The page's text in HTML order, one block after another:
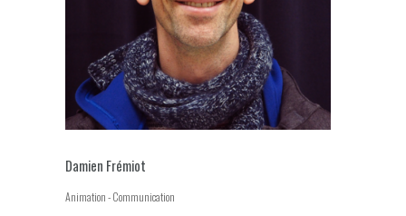
Damien Frémiot
Animation - Communication